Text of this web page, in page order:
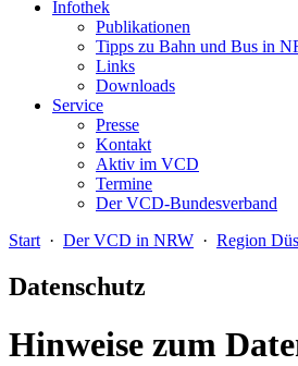
Infothek
Publikationen
Tipps zu Bahn und Bus in
Links
Downloads
Service
Presse
Kontakt
Aktiv im VCD
Termine
Der VCD-Bundesverband
Start · Der VCD in NRW · Region
Datenschutz
Hinweise zum